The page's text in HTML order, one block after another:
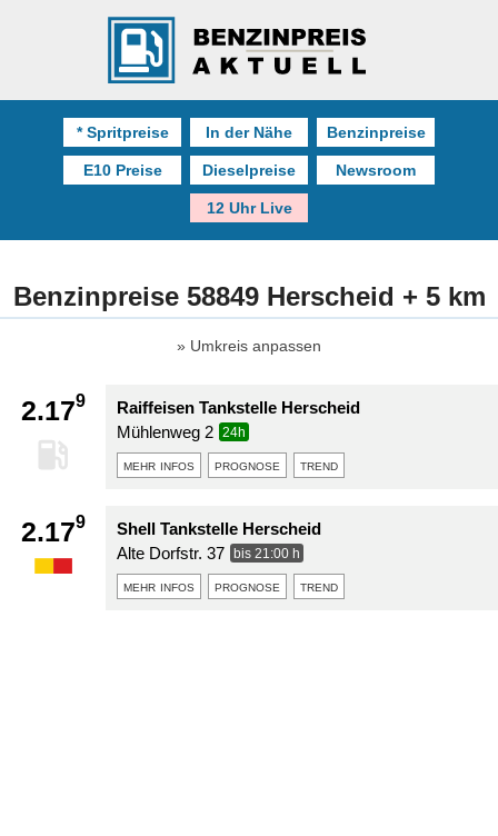
* Spritpreise In der Nähe Benzinpreise
E10 Preise Dieselpreise Newsroom
12 Uhr Live
Benzinpreise 58849 Herscheid + 5 km
Umkreis anpassen
2.179
Raiffeisen Tankstelle Herscheid
Mühlenweg 2
24h
mehr infos prognose trend
2.179
Shell Tankstelle Herscheid
Alte Dorfstr. 37
bis 21:00 h
mehr infos prognose trend